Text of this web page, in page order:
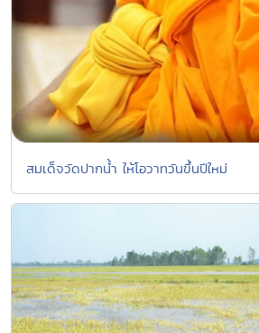
สมเด็จวัดปากน้ำ ให้โอวาทวันขึ้นปีใหม่